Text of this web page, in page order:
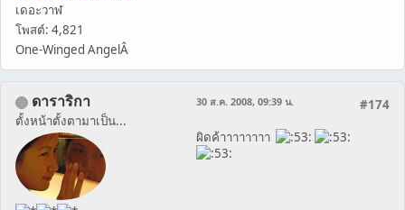
เดอะวาฬ
โพสต์: 4,821
One-Winged AngelÂ
ดาราริกา
ตั้งหน้าตั้งตามาเป็น...
#174
30 ส.ค. 2008, 09:39 น.
ผิดค้าาาาาาาา